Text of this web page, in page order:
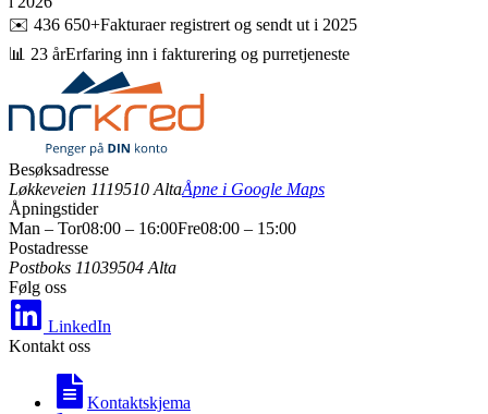
✉️ 436 650+Fakturaer registrert og sendt ut i 2025
📊 23 årErfaring inn i fakturering og purretjeneste
Besøksadresse
Løkkeveien 1119510 AltaÅpne i Google Maps
Åpningstider
Man – Tor08:00 – 16:00Fre08:00 – 15:00
Postadresse
Postboks 11039504 Alta
Følg oss
LinkedIn
Kontakt oss
Kontaktskjema